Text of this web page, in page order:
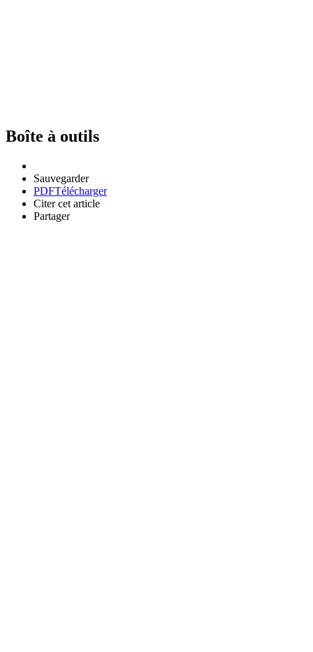
Boîte à outils
Sauvegarder
PDFTélécharger
Citer cet article
Partager